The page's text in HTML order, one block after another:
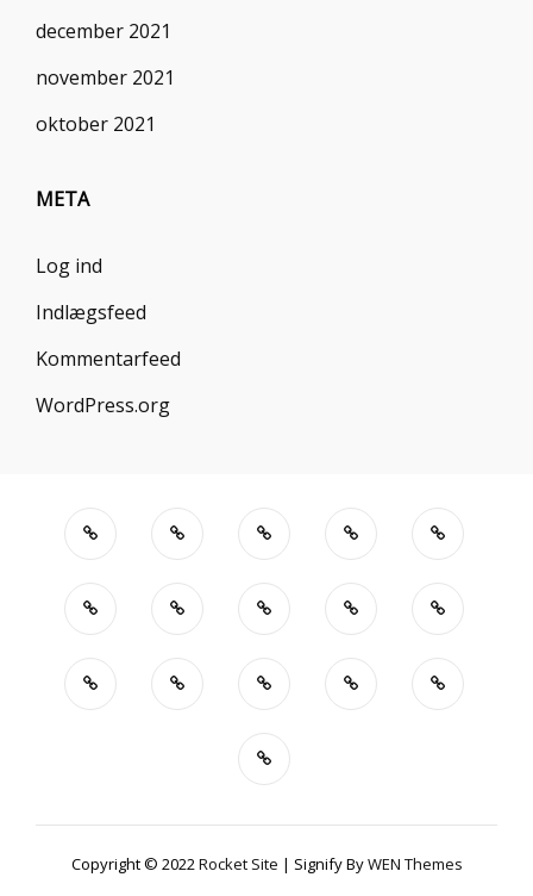
december 2021
november 2021
oktober 2021
META
Log ind
Indlægsfeed
Kommentarfeed
WordPress.org
Copyright © 2022Rocket Site | Signify ByWEN Themes